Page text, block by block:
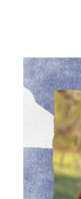
Kép